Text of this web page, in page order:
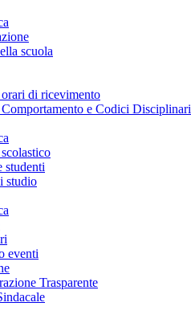
scuola
di ricevimento
e Codici Disciplinari
studenti
studio
eventi
Trasparente